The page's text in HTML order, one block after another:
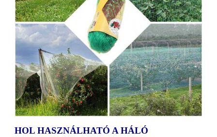
HOL HASZNÁLHATÓ A HÁLÓ